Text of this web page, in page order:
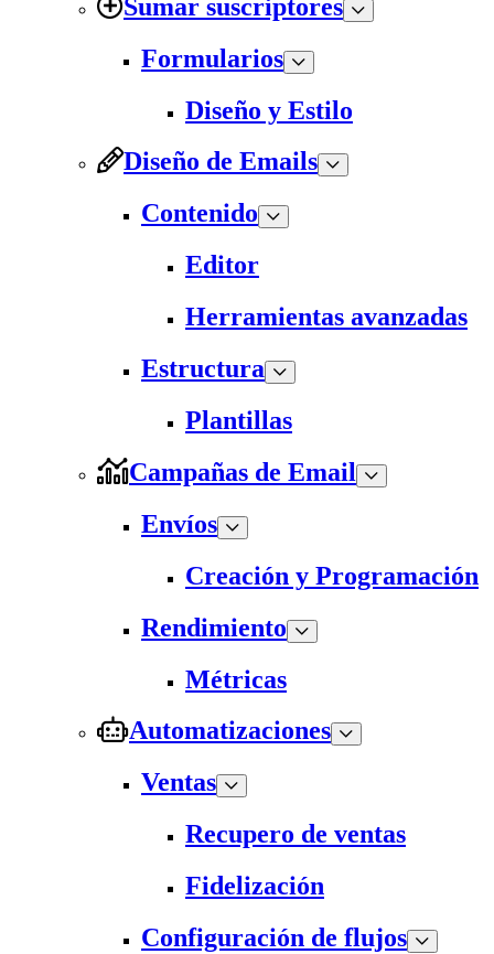
Sumar suscriptores
Formularios
Diseño y Estilo
Diseño de Emails
Contenido
Editor
Herramientas avanzadas
Estructura
Plantillas
Campañas de Email
Envíos
Creación y Programación
Rendimiento
Métricas
Automatizaciones
Ventas
Recupero de ventas
Fidelización
Configuración de flujos